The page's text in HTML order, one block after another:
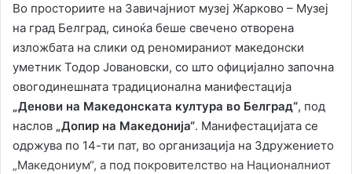
Во просториите на Завичајниот музеј Жарково – Музеј
на град Белград, синоќа беше свечено отворена
изложбата на слики од реномираниот македонски
уметник Тодор Јовановски, со што официјално започна
овогодинешната традиционална манифестација
„Денови на Македонската култура во Белград“, под
наслов „Допир на Македонија“. Манифестацијата се
одржува по 14-ти пат, во организација на Здружението
„Македониум“, а под покровителство на Националниот